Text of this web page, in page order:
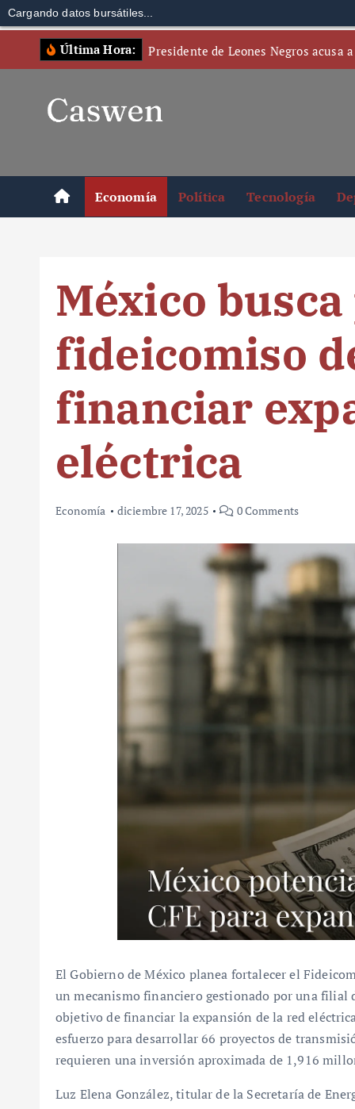
Cargando datos bursátiles...
Última Hora: Presidente de Leones Negros acusa
Economía Política Tecnología
México
fideicomiso
financiar
eléctrica
Economía diciembre 17, 2025 0 Comments
El Gobierno de México planea fortalecer el
un mecanismo financiero gestionado por una filial
objetivo de financiar la expansión de la red
esfuerzo para desarrollar 66 proyectos de
requieren una inversión aproximada de 1,916
Luz Elena González, titular de la Secretaría de